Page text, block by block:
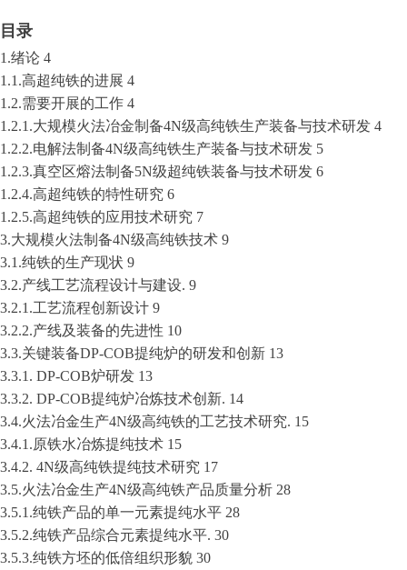
目录
1.绪论 4
1.1.高超纯铁的进展 4
1.2.需要开展的工作 4
1.2.1.大规模火法冶金制备4N级高纯铁生产装备与技术研发 4
1.2.2.电解法制备4N级高纯铁生产装备与技术研发 5
1.2.3.真空区熔法制备5N级超纯铁装备与技术研发 6
1.2.4.高超纯铁的特性研究 6
1.2.5.高超纯铁的应用技术研究 7
3.大规模火法制备4N级高纯铁技术 9
3.1.纯铁的生产现状 9
3.2.产线工艺流程设计与建设. 9
3.2.1.工艺流程创新设计 9
3.2.2.产线及装备的先进性 10
3.3.关键装备DP-COB提纯炉的研发和创新 13
3.3.1. DP-COB炉研发 13
3.3.2. DP-COB提纯炉冶炼技术创新. 14
3.4.火法冶金生产4N级高纯铁的工艺技术研究. 15
3.4.1.原铁水冶炼提纯技术 15
3.4.2. 4N级高纯铁提纯技术研究 17
3.5.火法冶金生产4N级高纯铁产品质量分析 28
3.5.1.纯铁产品的单一元素提纯水平 28
3.5.2.纯铁产品综合元素提纯水平. 30
3.5.3.纯铁方坯的低倍组织形貌 30